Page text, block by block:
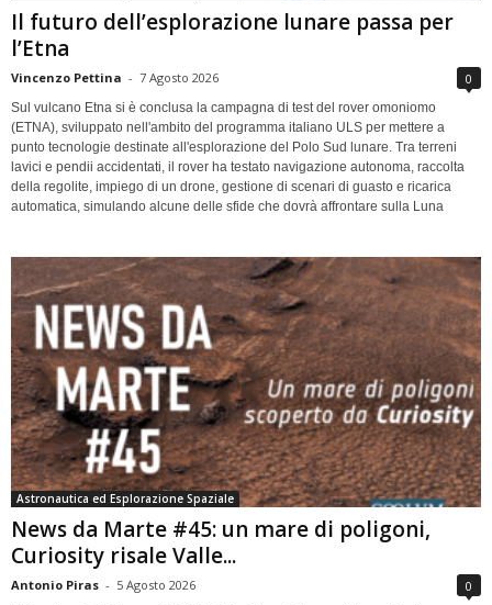
Il futuro dell’esplorazione lunare passa per
l’Etna
Vincenzo Pettina - 7 Agosto 2026 0
Sul vulcano Etna si è conclusa la campagna di test del rover omoniomo
(ETNA), sviluppato nell'ambito del programma italiano ULS per mettere a
punto tecnologie destinate all'esplorazione del Polo Sud lunare. Tra terreni
lavici e pendii accidentati, il rover ha testato navigazione autonoma, raccolta
della regolite, impiego di un drone, gestione di scenari di guasto e ricarica
automatica, simulando alcune delle sfide che dovrà affrontare sulla Luna
Astronautica ed Esplorazione Spaziale
News da Marte #45: un mare di poligoni,
Curiosity risale Valle...
Antonio Piras - 5 Agosto 2026 0